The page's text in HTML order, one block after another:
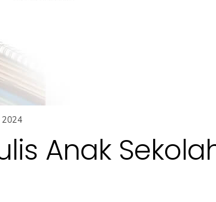
2024
Anak